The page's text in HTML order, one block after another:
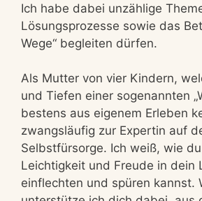
Ich habe dabei unzählige
Lösungsprozesse sowie das
Wege“ begleiten dürfen.
Als Mutter von vier Kindern,
und Tiefen einer sogenannten
bestens aus eigenem Erleben
zwangsläufig zur Expertin auf
Selbstfürsorge. Ich weiß, wie
Leichtigkeit und Freude in dein
einflechten und spüren kannst.